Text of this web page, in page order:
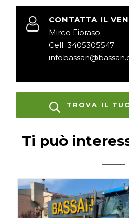
CONTATTA IL
Mirco Fioraso
Cell. 3405305547
TROVA IL
Ti può